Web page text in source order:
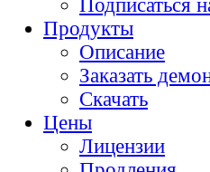
Подписаться
Продукты
Описание
Заказать
Скачать
Цены
Лицензии